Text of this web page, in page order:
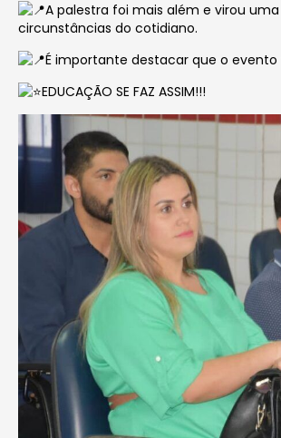
A palestra foi mais além e virou
circunstâncias docotidiano.
É importante destacar que o
EDUCAÇÃO SE FAZ ASSIM!!!